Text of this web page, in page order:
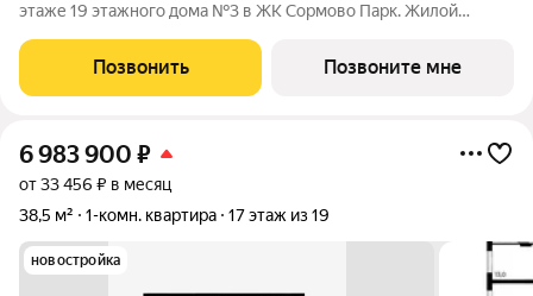
этаже 19 этажного дома №3 в ЖК Сормово Парк. Жилой
центральной локации Сормовского района Нижнего
Новгорода. В окружении комплекса Сормовский
Позвонить Позвоните мне
6 983 900 ₽
от 33 456 ₽ в месяц
38,5 м²
1-комн. квартира 17 этаж из 19
новостройка